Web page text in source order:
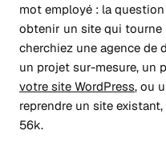
mot employé : la
obtenir un site qui tourne
cherchiez une agence de
un projet sur-mesure, un
votre site WordPress, ou
reprendre un site
56k.